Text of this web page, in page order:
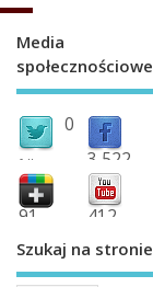
Media
społecznościowe
0
followers 3,522
fans
91 412
Szukaj na stronie